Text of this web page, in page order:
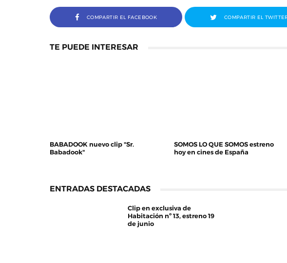
COMPARTIR EL FACEBOOK COMPARTIR EL
TE PUEDE INTERESAR
BABADOOK nuevo clip "Sr.
Babadook"
SOMOS LO QUE SOMOS estreno
hoy en cines de España
ENTRADAS DESTACADAS
Clip en exclusiva de
Habitación nº 13, estreno 19
de junio